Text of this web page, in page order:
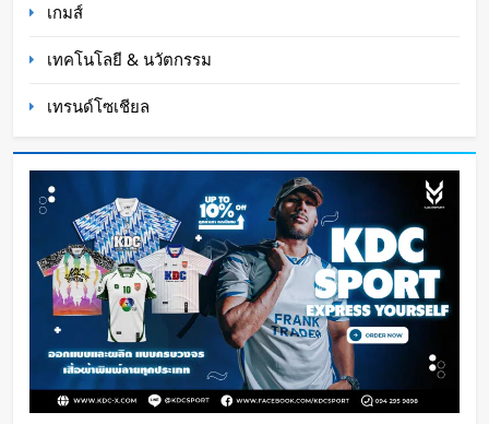
เทคโนโลยีสู่การทำงานจริง
Oat Content 15 ชั่วโมง ago
เกมส์
เทคโนโลยี & นวัตกรรม
เทรนด์โซเชียล